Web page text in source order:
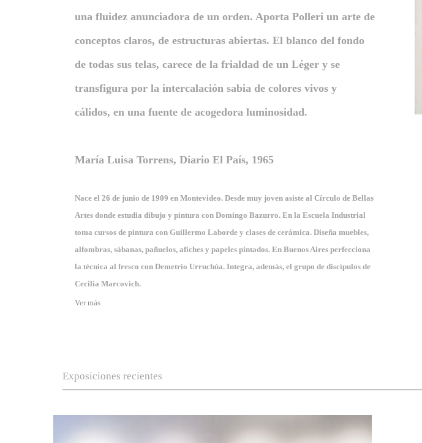
una fluidez anunciadora de un orden. Aporta Polleri un arte de
conceptos claros, de estructuras abiertas. El blanco del fondo
de todas sus telas, carece de la frialdad de un Léger y se
transfigura por la intercalación sabia de colores vivos y
cálidos, en una fuente de acogedora luminosidad.
María Luisa Torrens, Diario El País, 1965
Nace el 26 de junio de 1909 en Montevideo. Desde muy joven asiste al Círculo de Bellas
Artes donde estudia dibujo y pintura con Domingo Bazurro. En la Escuela Industrial
toma cursos de pintura con Guillermo Laborde y clases de cerámica. Diseña muebles,
alfombras, sábanas, pañuelos, afiches y papeles pintados. En Buenos Aires perfecciona
la técnica al fresco con Demetrio Urruchúa. Integra, además, el grupo de discípulos de
Cecilia Marcovich.
Ver más
Exposiciones recientes